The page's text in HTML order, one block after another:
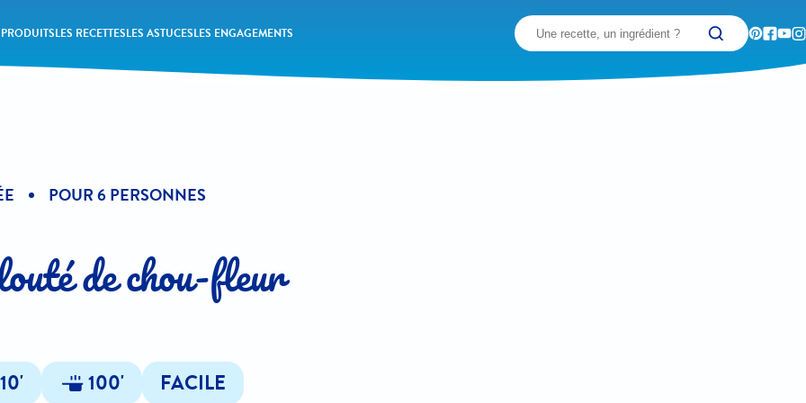
LES RECETTESLES ASTUCESLES ENGAGEMENTS Recherchez
POUR 6 PERSONNES
de chou-fleur
10' 100' FACILE